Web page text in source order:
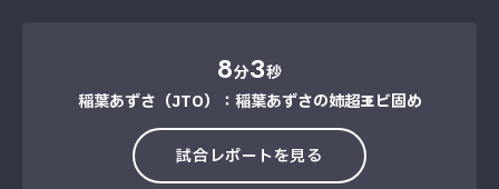
8分3秒
稲葉あずさ（JTO）：稲葉あずさの姉超→エビ固め
試合レポートを見る